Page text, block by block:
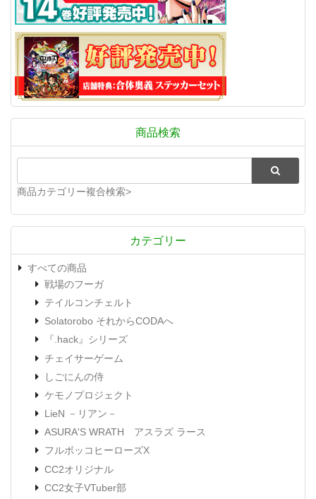
商品検索
商品カテゴリー複合検索>
カテゴリー
すべての商品
戦場のフーガ
テイルコンチェルト
Solatorobo それからCODAへ
『.hack』シリーズ
チェイサーゲーム
しごにんの侍
ケモノプロジェクト
LieN －リアン－
ASURA'S WRATH アスラズ ラース
フルボッコヒーローズX
CC2オリジナル
CC2女子VTuber部